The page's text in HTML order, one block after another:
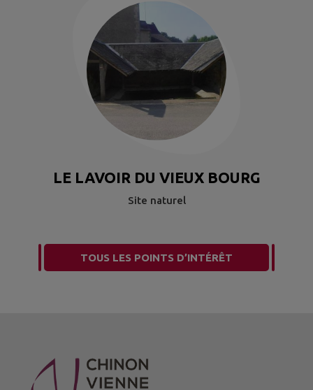
LE LAVOIR DU VIEUX BOURG
Site naturel
TOUS LES POINTS D’INTÉRÊT